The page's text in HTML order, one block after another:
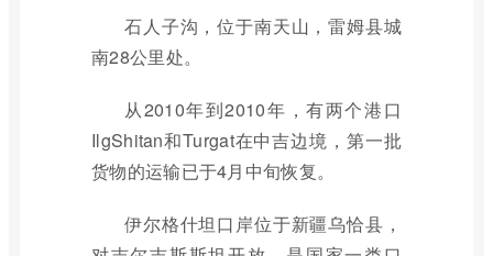
石人子沟，位于南天山，雷姆县城
南28公里处。
从2010年到2010年，有两个港口
IlgShitan和Turgat在中吉边境，第一批
货物的运输已于4月中旬恢复。
伊尔格什坦口岸位于新疆乌恰县，